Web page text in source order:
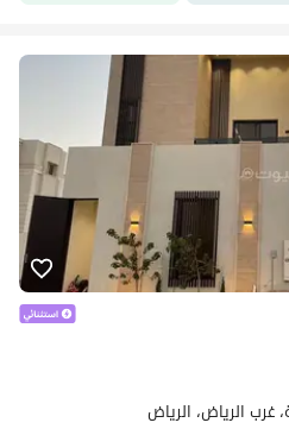
غرب الرياض، الرياض